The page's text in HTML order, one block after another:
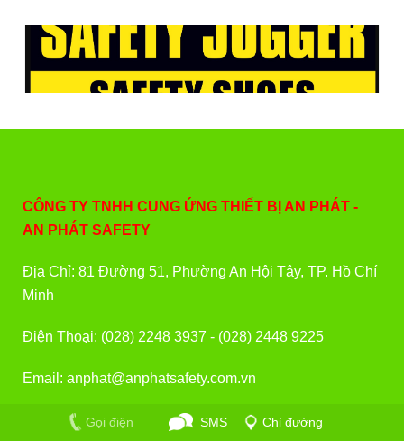
CÔNG TY TNHH CUNG ỨNG THIẾT BỊ AN PHÁT -
AN PHÁT SAFETY
Địa Chỉ: 81 Đường 51, Phường An Hội Tây, TP. Hồ Chí
Minh
Điện Thoại: (028) 2248 3937 - (028) 2448 9225
Email: anphat@anphatsafety.com.vn
Zalo/Viber: 0933 760 757 - 0902 675 343
Gọi điện SMS Chỉ đường